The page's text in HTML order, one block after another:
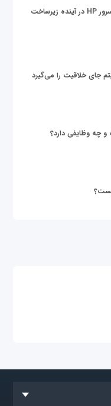
زیر پوست دنیای داده؛ نقش سرور HP در آینده زیرساخت
جای خلاقیت را می‌گیرد
چه وظایفی دارد؟